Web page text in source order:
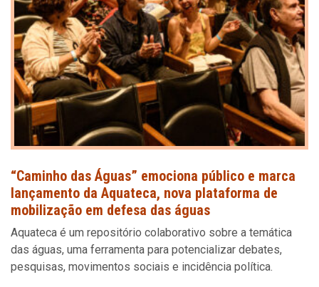
“Caminho das Águas” emociona público e marca
lançamento da Aquateca, nova plataforma de
mobilização em defesa das águas
Aquateca é um repositório colaborativo sobre a temática
das águas, uma ferramenta para potencializar debates,
pesquisas, movimentos sociais e incidência política.